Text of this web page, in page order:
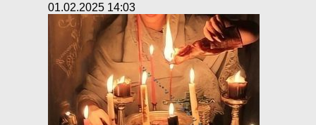
01.02.2025 14:03